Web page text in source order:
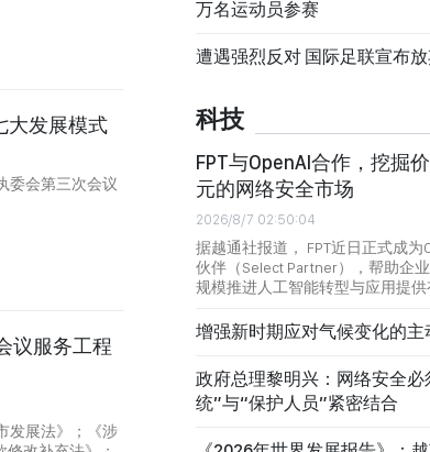
大发展模式
委会第三次会议
议服务工程
发展法》；《涉
万名运动员参赛
遭遇强烈反对 国际足联宣布
科技
FPT与OpenAI合作，挖掘
元的网络安全市场
2026/8/7 02:50:04
据越通社报道， FPT近日正式成为
伙伴（Select Partner），帮助企
规模推进人工智能转型与应用提供
增强新时期应对气候变化的主
政府总理黎明兴：网络安全必
统”与“保护人员”紧密结合